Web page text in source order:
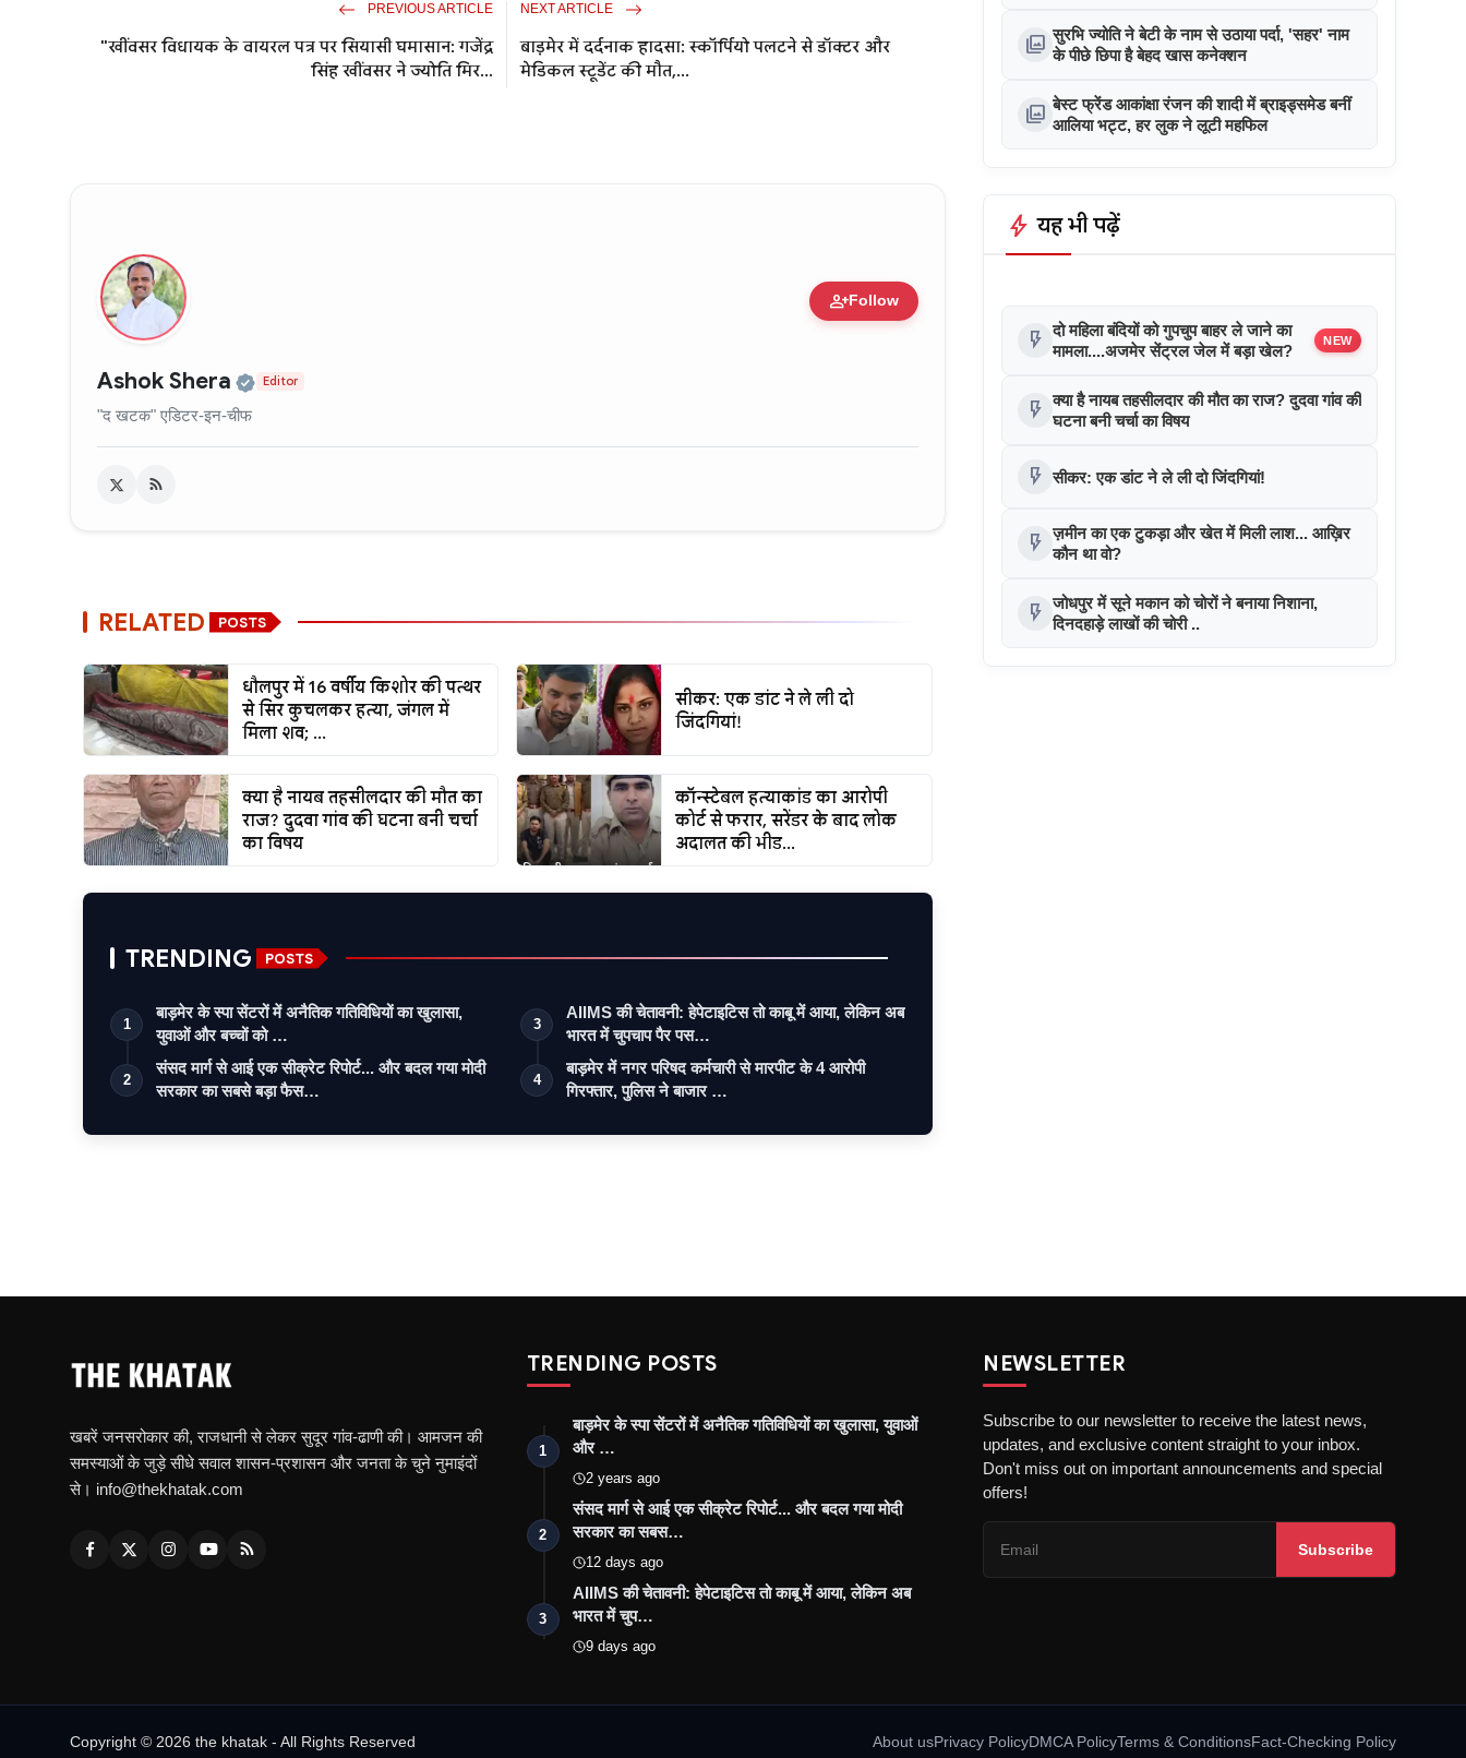
PREVIOUS ARTICLE
"खींवसर विधायक के वायरल पत्र पर सियासी घमासान: गजेंद्र
सिंह खींवसर ने ज्योति मिर...
NEXT ARTICLE
बाड़मेर में दर्दनाक हादसा: स्कॉर्पियो पलटने से डॉक्टर और
मेडिकल स्टूडेंट की मौत,...
person_addFollow
Ashok Shera Official | Verified Expert • 11 Jun, 2026
Editor
"द खटक" एडिटर-इन-चीफ
RELATED POSTS
धौलपुर में 16 वर्षीय किशोर की पत्थर
से सिर कुचलकर हत्या, जंगल में
मिला शव; ...
सीकर: एक डांट ने ले ली दो
जिंदगियां!
क्या है नायब तहसीलदार की मौत का
राज? दुदवा गांव की घटना बनी चर्चा
का विषय
कॉन्स्टेबल हत्याकांड का आरोपी
कोर्ट से फरार, सरेंडर के बाद लोक
अदालत की भीड...
TRENDING POSTS
1
बाड़मेर के स्पा सेंटरों में अनैतिक गतिविधियों का खुलासा,
युवाओं और बच्चों को …
2
संसद मार्ग से आई एक सीक्रेट रिपोर्ट... और बदल गया मोदी
सरकार का सबसे बड़ा फैस…
3
AIIMS की चेतावनी: हेपेटाइटिस तो काबू में आया, लेकिन अब
भारत में चुपचाप पैर पस…
4
बाड़मेर में नगर परिषद कर्मचारी से मारपीट के 4 आरोपी
गिरफ्तार, पुलिस ने बाजार …
photo_library सुरभि ज्योति ने बेटी के नाम से उठाया पर्दा, 'सहर' नाम
के पीछे छिपा है बेहद खास कनेक्शन
photo_library बेस्ट फ्रेंड आकांक्षा रंजन की शादी में ब्राइड्समेड बनीं
आलिया भट्ट, हर लुक ने लूटी महफिल
bolt यह भी पढ़ें
flash_on दो महिला बंदियों को गुपचुप बाहर ले जाने का
मामला....अजमेर सेंट्रल जेल में बड़ा खेल?
NEW
flash_on क्या है नायब तहसीलदार की मौत का राज? दुदवा गांव की
घटना बनी चर्चा का विषय
flash_on सीकर: एक डांट ने ले ली दो जिंदगियां!
flash_on ज़मीन का एक टुकड़ा और खेत में मिली लाश... आख़िर
कौन था वो?
flash_on जोधपुर में सूने मकान को चोरों ने बनाया निशाना,
दिनदहाड़े लाखों की चोरी ..
खबरें जनसरोकार की, राजधानी से लेकर सुदूर गांव-ढाणी की। आमजन की
समस्याओं के जुड़े सीधे सवाल शासन-प्रशासन और जनता के चुने नुमाइंदों
से। info@thekhatak.com
TRENDING POSTS
1
बाड़मेर के स्पा सेंटरों में अनैतिक गतिविधियों का खुलासा, युवाओं
और …
2 years ago
2
संसद मार्ग से आई एक सीक्रेट रिपोर्ट... और बदल गया मोदी
सरकार का सबस…
12 days ago
3
AIIMS की चेतावनी: हेपेटाइटिस तो काबू में आया, लेकिन अब
भारत में चुप…
9 days ago
NEWSLETTER
Subscribe to our newsletter to receive the latest news,
updates, and exclusive content straight to your inbox.
Don't miss out on important announcements and special
offers!
Subscribe
Copyright © 2026 the khatak - All Rights Reserved About usPrivacy PolicyDMCA PolicyTerms & ConditionsFact-Checking Policy